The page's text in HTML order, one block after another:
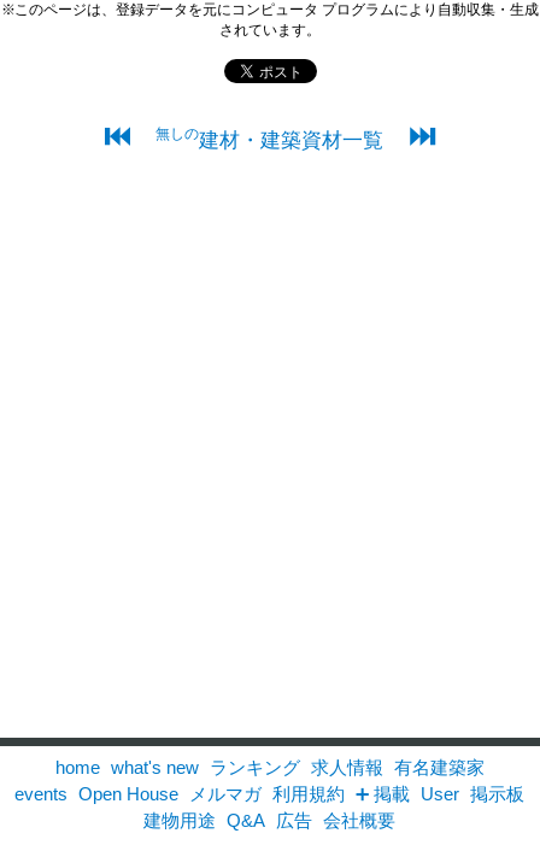
※このページは、登録データを元にコンピュータ プログラムにより自動収集・生成
されています。
⏮ 無しの建材・建築資材一覧 ⏭
home what's new ランキング 求人情報 有名建築家
events
Open House メルマガ 利用規約 ➕ 掲載 User 掲示板
建物用途
Q&A 広告 会社概要